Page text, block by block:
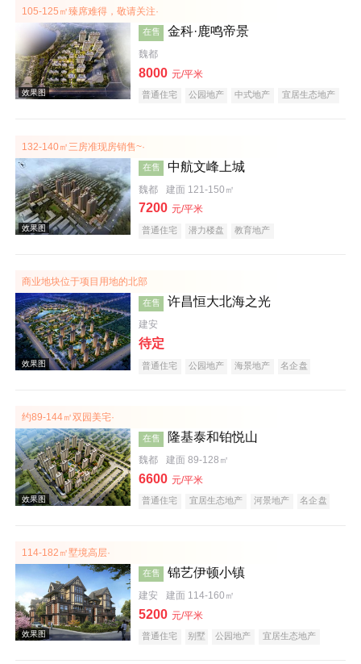
效果图
105-125㎡臻席难得，敬请关注·
效果图
在售 金科·鹿鸣帝景
魏都
8000 元/平米
普通住宅 公园地产 中式地产
宜居生态地产
132-140㎡三房准现房销售~·
效果图
在售 中航文峰上城
魏都 建面 121-150㎡
7200 元/平米
普通住宅 潜力楼盘 教育地产
商业地块位于项目用地的北部
在售 许昌恒大北海之光
建安
待定
普通住宅 公园地产 海景地产 名企盘
约89-144㎡双园美宅·
在售 隆基泰和铂悦山
魏都 建面 89-128㎡
6600 元/平米
普通住宅 宜居生态地产 河景地产 名企盘
114-182㎡墅境高层·
在售 锦艺伊顿小镇
建安 建面 114-160㎡
5200 元/平米
普通住宅 别墅 公园地产
宜居生态地产